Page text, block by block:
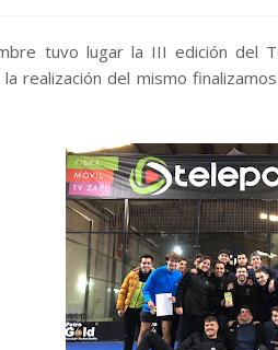
tuvo lugar la III edición del
realización del mismo